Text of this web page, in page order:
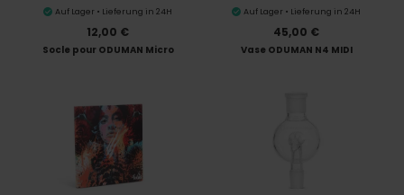
Auf Lager • Lieferung in 24H
12,00 €
Socle pour ODUMAN Micro
Auf Lager • Lieferung in 24H
45,00 €
Vase ODUMAN N4 MIDI